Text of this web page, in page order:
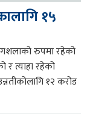
१५
रुपमा रहेको
र त्याहा रहेको
१२ करोड